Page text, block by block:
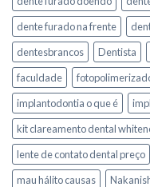
dente furado na frente
dentesbrancos
Dentista
faculdade
implantodontia o que é
kit clareamento dental
lente de contato dental preço
mau hálito causas